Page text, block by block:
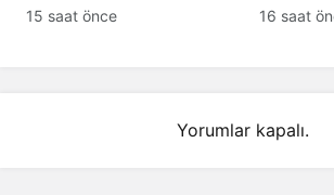
America’dan Türkiye
15 saat önce
Barış
16 saat
Yorumlar kapalı.